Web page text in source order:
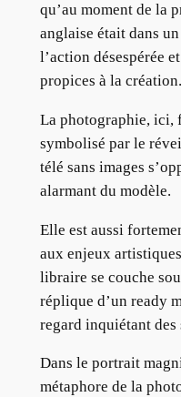
qu’au moment de la
anglaise était dans
l’action désespérée
propices à la création.
La photographie, ici,
symbolisé par le
télé sans images
alarmant du modèle.
Elle est aussi
aux enjeux
libraire se couche
réplique d’un ready
regard inquiétant
Dans le portrait
métaphore de la